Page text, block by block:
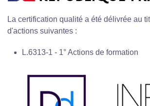
La certification qualité a été délivrée au
d'actions suivantes :
L.6313-1 - 1° Actions de formation